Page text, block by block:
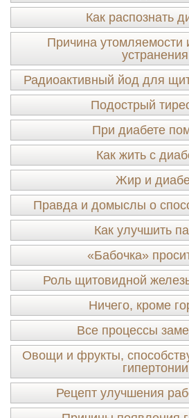
Как распознать
Причина утомляемости
устранения
Радиоактивный йод для
Подострый
При диабете
Как жить с
Жир и
Правда и домыслы о
Как улучшить
«Бабочка»
Роль щитовидной
Ничего, кроме
Все процессы
Овощи и фрукты,
гипертонии
Рецепт улучшения